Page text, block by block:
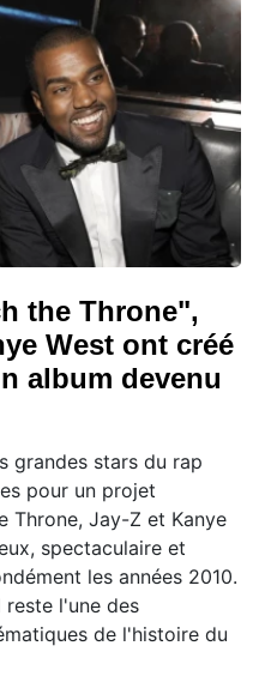
the Throne",
West ont créé
album devenu
grandes stars du rap
pour un projet
Throne, Jay-Z et Kanye
spectaculaire et
les années 2010.
reste l'une des
de l'histoire du